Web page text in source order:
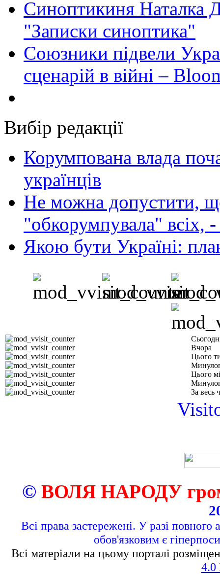
Синоптикиня Наталка
"Записки синоптика"
Союзники підвели
сценарій в війні –
Вибір редакції
Корумпована влада
українців
Не можна допустити,
"обкорумпувала" всіх,
Якою бути Україні:
Вчора
Цього
Цього
За весь
© ВОЛЯ НАРОДУ
Всі права застережені. У разі повного
обов'язковим є
Всі матеріали на цьому порталі
4.0